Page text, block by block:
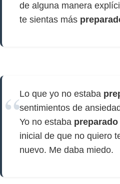
de alguna manera
te sientas más
Lo que yo no estaba
sentimientos de
Yo no estaba preparado
inicial de que no quiero
nuevo. Me daba miedo.